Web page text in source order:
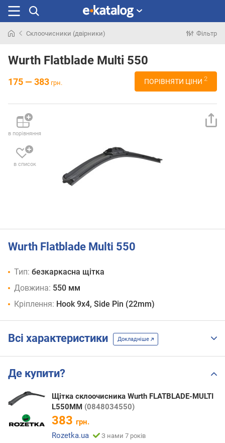
раніше
Склоочисники (двірники) Фільтр
Wurth Flatblade Multi 550
175 — 383 грн. ПОРІВНЯТИ ЦІНИ 2
в порівняння
в список
Wurth Flatblade Multi 550
Тип: безкаркасна щітка
Довжина: 550 мм
Кріплення: Hook 9x4, Side Pin (22mm)
Всі характеристики Докладніше
Де купити?
Щітка склоочисника Wurth FLATBLADE-MULTI
L550MM (0848034550)
383 грн.
Rozetka.ua
З нами 7 років